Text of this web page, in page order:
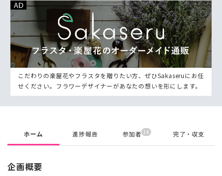
こだわりの楽屋花やフラスタを贈りたい方、ぜひSakaseruにお任
せください。フラワーデザイナーがあなたの想いを形にします。
ホーム 進捗報告 参加者 14 完了・収支
企画概要